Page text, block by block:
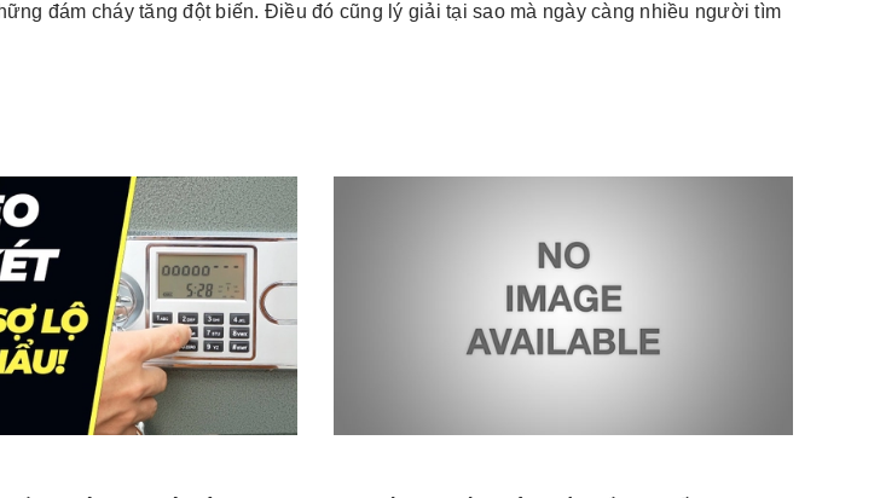
đám cháy tăng đột biến. Điều đó cũng lý giải tại sao mà ngày càng nhiều người tìm